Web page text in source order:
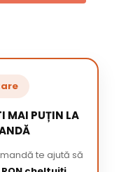
MAI PUȚIN LA
te ajută să